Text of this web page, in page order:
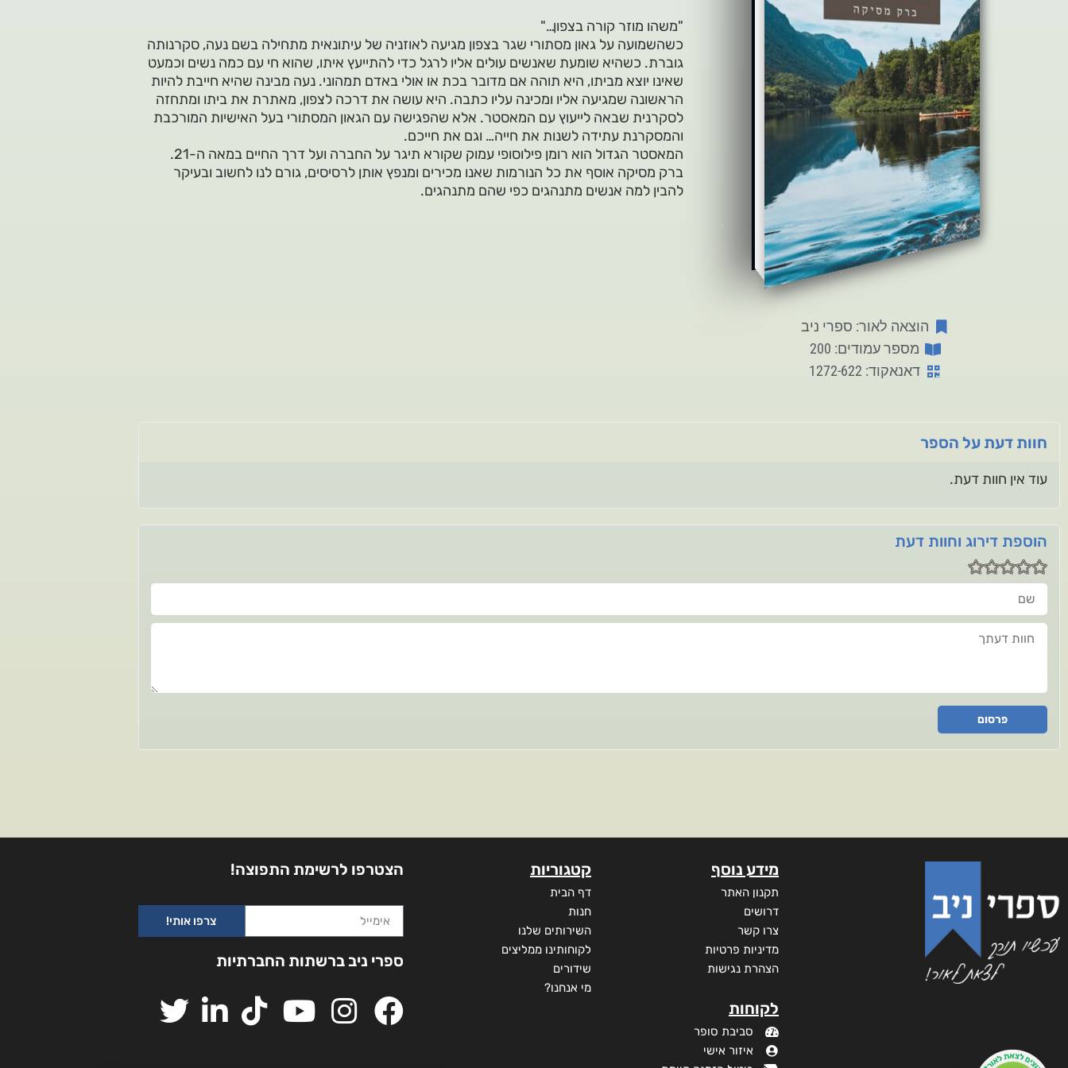
הוצאה לאור: ספרי ניב
מספר עמודים: 200
דאנאקוד: 1272-622
"משהו מוזר קורה בצפון…"
כשהשמועה על גאון מסתורי שגר בצפון מגיעה לאוזניה של עיתונאית מתחילה בשם נעה, סקרנותה
גוברת. כשהיא שומעת שאנשים עולים אליו לרגל כדי להתייעץ איתו, שהוא חי עם כמה נשים וכמעט
שאינו יוצא מביתו, היא תוהה אם מדובר בכת או אולי באדם תמהוני. נעה מבינה שהיא חייבת להיות
הראשונה שמגיעה אליו ומכינה עליו כתבה. היא עושה את דרכה לצפון, מאתרת את ביתו ומתחזה
לסקרנית שבאה לייעוץ עם המאסטר. אלא שהפגישה עם הגאון המסתורי בעל האישיות המורכבת
והמסקרנת עתידה לשנות את חייה… וגם את חייכם.
המאסטר הגדול הוא רומן פילוסופי עמוק שקורא תיגר על החברה ועל דרך החיים במאה ה-21.
ברק מסיקה אוסף את כל הנורמות שאנו מכירים ומנפץ אותן לרסיסים, גורם לנו לחשוב ובעיקר
להבין למה אנשים מתנהגים כפי שהם מתנהגים.
חוות דעת על הספר
עוד אין חוות דעת.
הוספת דירוג וחוות דעת
שם
חוות דעתך
פרסום
מידע נוסף
תקנון האתר
דרושים
צרו קשר
מדיניות פרטיות
הצהרת נגישות
לקוחות
סביבת סופר
איזור אישי
קטגוריות
דף הבית
חנות
השירותים שלנו
לקוחותינו ממליצים
שידורים
מי אנחנו?
הצטרפו לרשימת התפוצה!
צרפו אותי!
ספרי ניב ברשתות החברתיות